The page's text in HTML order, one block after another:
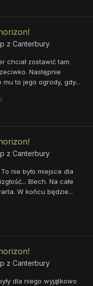
z Canterbury
chciał zostawić tam
Następnie
mu to jego ogrody, gdy...
z Canterbury
nie było miejsce dla
Blech. Na całe
W końcu będzie...
z Canterbury
dla niego wyjątkowo